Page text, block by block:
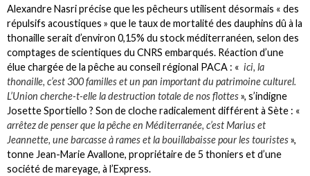
Alexandre Nasri précise que les pêcheurs utilisent désormais « des
répulsifs acoustiques » que le taux de mortalité des dauphins dû à la
thonaille serait d’environ 0,15% du stock méditerranéen, selon des
comptages de scientiques du CNRS embarqués. Réaction d’une
élue chargée de la pêche au conseil régional PACA : « ici, la
thonaille, c’est 300 familles et un pan important du patrimoine culturel.
L’Union cherche-t-elle la destruction totale de nos flottes», s’indigne
Josette Sportiello ? Son de cloche radicalement différent à Sète : «
arrêtez de penser que la pêche en Méditerranée, c’est Marius et
Jeannette, une barcasse à rames et la bouillabaisse pour les touristes»,
tonne Jean-Marie Avallone, propriétaire de 5 thoniers et d’une
société de mareyage, à l’Express.